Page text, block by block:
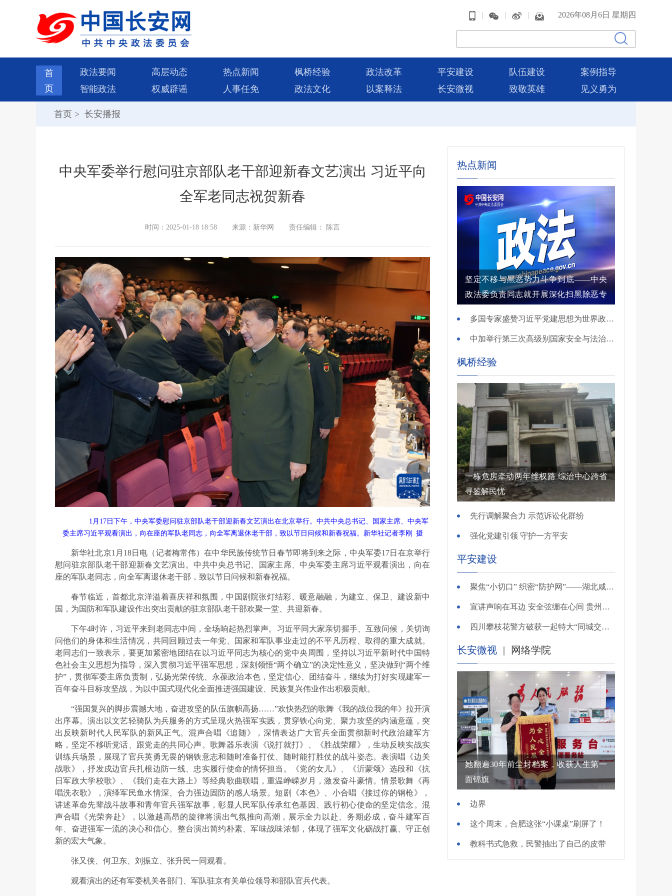
| | | 2026年08月6日 星期四
首
页
政法要闻 高层动态 热点新闻 枫桥经验 政法改革 平安建设 队伍建设
案例指导
智能政法
权威辟谣 人事任免 政法文化 以案释法 长安微视 致敬英雄 见义勇为
首页 > 长安播报
中央军委举行慰问驻京部队老干部迎新春文艺演出 习近平向
全军老同志祝贺新春
时间：2025-01-18 18:58 来源：新华网 责任编辑： 陈言
1月17日下午，中央军委慰问驻京部队老干部迎新春文艺演出在北京举行。中共中央总书记、国家主席、中央军
委主席习近平观看演出，向在座的军队老同志，向全军离退休老干部，致以节日问候和新春祝福。新华社记者李刚 摄
新华社北京1月18日电（记者梅常伟）在中华民族传统节日春节即将到来之际，中央军委17日在京举行
慰问驻京部队老干部迎新春文艺演出。中共中央总书记、国家主席、中央军委主席习近平观看演出，向在
座的军队老同志，向全军离退休老干部，致以节日问候和新春祝福。
春节临近，首都北京洋溢着喜庆祥和氛围，中国剧院张灯结彩、暖意融融，为建立、保卫、建设新中
国，为国防和军队建设作出突出贡献的驻京部队老干部欢聚一堂、共迎新春。
下午4时许，习近平来到老同志中间，全场响起热烈掌声。习近平同大家亲切握手、互致问候，关切询
问他们的身体和生活情况，共同回顾过去一年党、国家和军队事业走过的不平凡历程、取得的重大成就。
老同志们一致表示，要更加紧密地团结在以习近平同志为核心的党中央周围，坚持以习近平新时代中国特
色社会主义思想为指导，深入贯彻习近平强军思想，深刻领悟“两个确立”的决定性意义，坚决做到“两个维
护”，贯彻军委主席负责制，弘扬光荣传统、永葆政治本色，坚定信心、团结奋斗，继续为打好实现建军一
百年奋斗目标攻坚战，为以中国式现代化全面推进强国建设、民族复兴伟业作出积极贡献。
“强国复兴的脚步震撼大地，奋进攻坚的队伍旗帜高扬……”欢快热烈的歌舞《我的战位我的年》拉开演
出序幕。演出以文艺轻骑队为兵服务的方式呈现火热强军实践，贯穿铁心向党、聚力攻坚的内涵意蕴，突
出反映新时代人民军队的新风正气。混声合唱《追随》，深情表达广大官兵全面贯彻新时代政治建军方
略，坚定不移听党话、跟党走的共同心声。歌舞器乐表演《说打就打》、《胜战荣耀》，生动反映实战实
训练兵场景，展现了官兵英勇无畏的钢铁意志和随时准备打仗、随时能打胜仗的战斗姿态。表演唱《边关
战歌》，抒发戍边官兵扎根边防一线、忠实履行使命的情怀担当。《党的女儿》、《沂蒙颂》选段和《抗
日军政大学校歌》、《我们走在大路上》等经典歌曲联唱，重温峥嵘岁月，激发奋斗豪情。情景歌舞《再
唱洗衣歌》，演绎军民鱼水情深、合力强边固防的感人场景。短剧《本色》、小合唱《接过你的钢枪》，
讲述革命先辈战斗故事和青年官兵强军故事，彰显人民军队传承红色基因、践行初心使命的坚定信念。混
声合唱《光荣奔赴》，以激越高昂的旋律将演出气氛推向高潮，展示全力以赴、务期必成，奋斗建军百
年、奋进强军一流的决心和信心。整台演出简约朴素、军味战味浓郁，体现了强军文化砺战打赢、守正创
新的宏大气象。
张又侠、何卫东、刘振立、张升民一同观看。
观看演出的还有军委机关各部门、军队驻京有关单位领导和部队官兵代表。
热点新闻
坚定不移与黑恶势力斗争到底——中央
政法委负责同志就开展深化扫黑除恶专
多国专家盛赞习近平党建思想为世界政党建设提供重要启迪
中加举行第三次高级别国家安全与法治对话
枫桥经验
一栋危房牵动两年维权路 综治中心跨省
寻鉴解民忧
先行调解聚合力 示范诉讼化群纷
强化党建引领 守护一方平安
平安建设
聚焦“小切口” 织密“防护网”——湖北咸安公安开展精准清查行动净化夏夜治安环境
宣讲声响在耳边 安全弦绷在心间 贵州交警深入开展夏季交通安全宣传活动
四川攀枝花警方破获一起特大“同城交友”电信网络诈骗案
长安微视 | 网络学院
她翻遍30年前尘封档案，收获人生第一
面锦旗
边界
这个周末，合肥这张“小课桌”刷屏了！
教科书式急救，民警抽出了自己的皮带